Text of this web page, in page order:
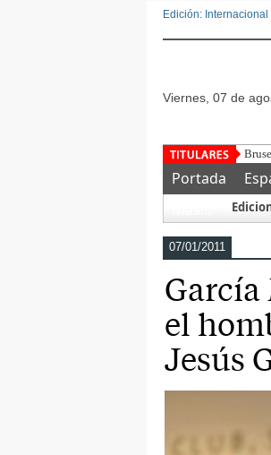
Edición: Internacional |
viernes, 07 de
Portada
07/01/2011
García
el
Jesús